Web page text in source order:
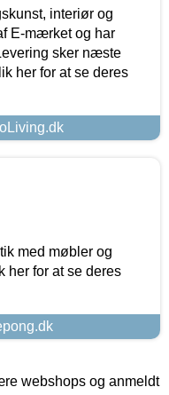
interiør og
E-mærket og har
sker næste
her for at se deres
med møbler og
her for at se deres
webshops og anmeldt